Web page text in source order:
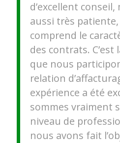
d’excellent conseil,
aussi très patiente,
comprend le
des contrats.
que nous
relation
expérience a été
sommes vraiment
niveau de
nous avons fait